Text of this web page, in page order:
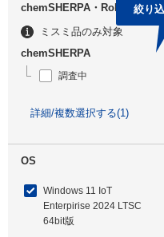
絞り
chemSHERPA・RoHS
ミスミ品のみ対象
chemSHERPA
調査中
詳細/複数選択する(1)
OS
Windows 11 IoT
Enterpirise 2024 LTSC
64bit版